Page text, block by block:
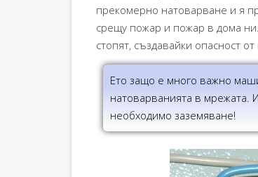
прекомерно натоварване и я
срещу пожар и пожар в дома
стопят, създавайки опасност
Ето защо е много важно
натоварванията в мрежата.
необходимо заземяване!